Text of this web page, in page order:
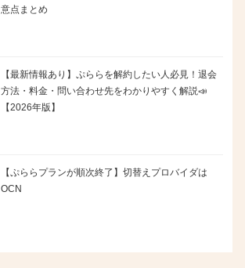
意点まとめ
【最新情報あり】ぷららを解約したい人必見！退会
方法・料金・問い合わせ先をわかりやすく解説📣
【2026年版】
【ぷららプランが順次終了】切替えプロバイダは
OCN